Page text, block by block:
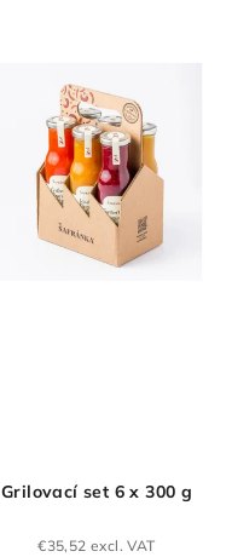
Grilovací set 6 x 300 g
€35,52 excl. VAT